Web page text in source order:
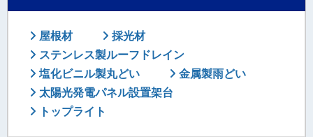
屋根材
採光材
ステンレス製ルーフドレイン
塩化ビニル製丸どい
金属製雨どい
太陽光発電パネル設置架台
トップライト